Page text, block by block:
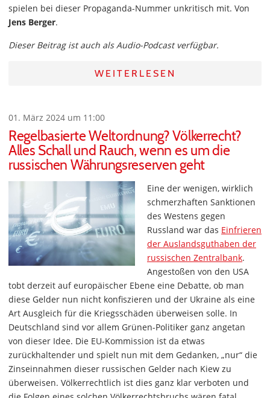
spielen bei dieser Propaganda-Nummer unkritisch mit. Von
Jens Berger.
Dieser Beitrag ist auch als Audio-Podcast verfügbar.
WEITERLESEN
01. März 2024 um 11:00
Regelbasierte Weltordnung? Völkerrecht?
Alles Schall und Rauch, wenn es um die
russischen Währungsreserven geht
Eine der wenigen, wirklich
schmerzhaften Sanktionen
des Westens gegen
Russland war das Einfrieren
der Auslandsguthaben der
russischen Zentralbank.
Angestoßen von den USA
tobt derzeit auf europäischer Ebene eine Debatte, ob man
diese Gelder nun nicht konfiszieren und der Ukraine als eine
Art Ausgleich für die Kriegsschäden überweisen solle. In
Deutschland sind vor allem Grünen-Politiker ganz angetan
von dieser Idee. Die EU-Kommission ist da etwas
zurückhaltender und spielt nun mit dem Gedanken, „nur“ die
Zinseinnahmen dieser russischen Gelder nach Kiew zu
überweisen. Völkerrechtlich ist dies ganz klar verboten und